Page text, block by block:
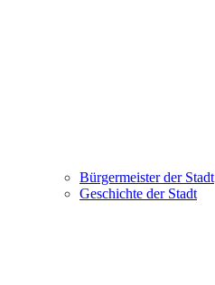
Bürgermeister der Stadt
Geschichte der Stadt